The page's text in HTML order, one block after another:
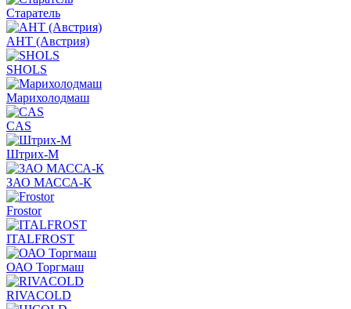
Старатель
АНТ (Австрия)
SHOLS
Марихолодмаш
CAS
Штрих-М
ЗАО МАССА-К
Frostor
ITALFROST
ОАО Торгмаш
RIVACOLD